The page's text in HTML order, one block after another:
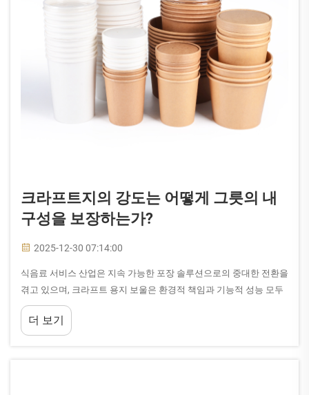
크라프트지의 강도는 어떻게 그릇의 내
구성을 보장하는가?
2025-12-30 07:14:00
식음료 서비스 산업은 지속 가능한 포장 솔루션으로의 중대한 전환을
겪고 있으며, 크라프트 용지 보울은 환경적 책임과 기능적 성능 모두
를 우선시하는 기업들에게 선도적인 선택지로 자리잡고 있습니다. 이
해하기...
더 보기